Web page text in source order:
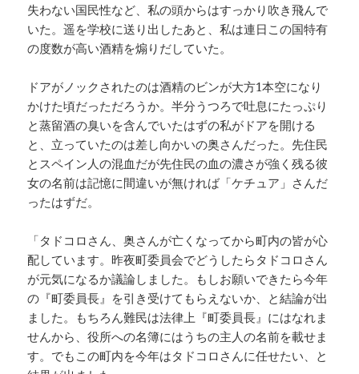
失わない国民性など、私の頭からはすっかり吹き飛んで
いた。遥を学校に送り出したあと、私は連日この国特有
の度数が高い酒精を煽りだしていた。
ドアがノックされたのは酒精のビンが大方1本空になり
かけた頃だっただろうか。半分うつろで吐息にたっぷり
と蒸留酒の臭いを含んでいたはずの私がドアを開ける
と、立っていたのは差し向かいの奥さんだった。先住民
とスペイン人の混血だが先住民の血の濃さが強く残る彼
女の名前は記憶に間違いが無ければ「ケチュア」さんだ
ったはずだ。
「タドコロさん、奥さんが亡くなってから町内の皆が心
配しています。昨夜町委員会でどうしたらタドコロさん
が元気になるか議論しました。もしお願いできたら今年
の『町委員長』を引き受けてもらえないか、と結論が出
ました。もちろん難民は法律上『町委員長』にはなれま
せんから、役所への名簿にはうちの主人の名前を載せま
す。でもこの町内を今年はタドコロさんに任せたい、と